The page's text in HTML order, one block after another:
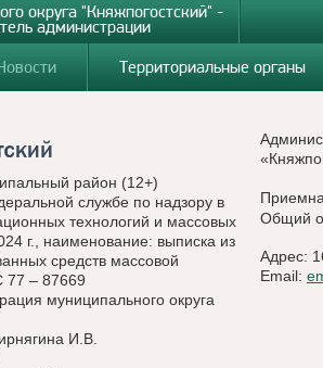
округа "Княжпогостский" -
администрации
Территориальные органы
район (12+)
службе по надзору в
технологий и массовых
г., наименование: выписка из
средств массовой
– 87669
муниципального округа
И.В.
Общий
Адрес:
Email: